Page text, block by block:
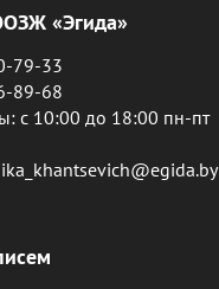
«Эгида»
79-33
89-68
c 10:00 до 18:00 пн-пт